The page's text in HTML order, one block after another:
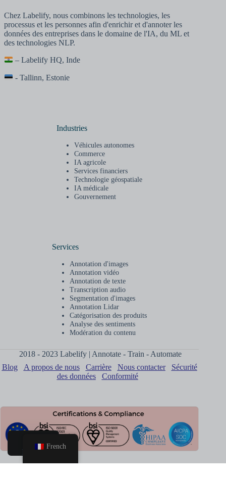
Chez Labelify, nous combinons les technologies, les
processus et les personnes afin d'enrichir et d'annoter les
données des entreprises dans le domaine de l'IA, du ML et
des technologies NLP.
– Labelify HQ, Inde
- Tallinn, Estonie
Industries
Véhicules autonomes
Commerce
IA agricole
Services financiers
Technologie géospatiale
IA médicale
Gouvernement
Services
Annotation d'images
Annotation vidéo
Annotation de texte
Transcription audio
Segmentation d'images
Annotation Lidar
Catégorisation des produits
Analyse des sentiments
Modération du contenu
2018 - 2023 Labelify | Annotate - Train - Automate
Blog
A propos de nous Carrière Nous contacter
Sécurité
des données
Conformité
French
Maison